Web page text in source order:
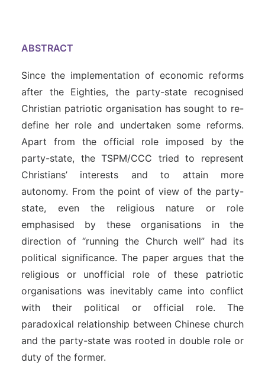
ABSTRACT
Since the implementation of economic reforms
after the Eighties, the party-state recognised
Christian patriotic organisation has sought to re-
define her role and undertaken some reforms.
Apart from the official role imposed by the
party-state, the TSPM/CCC tried to represent
Christians’ interests and to attain more
autonomy. From the point of view of the party-
state, even the religious nature or role
emphasised by these organisations in the
direction of “running the Church well” had its
political significance. The paper argues that the
religious or unofficial role of these patriotic
organisations was inevitably came into conflict
with their political or official role. The
paradoxical relationship between Chinese church
and the party-state was rooted in double role or
duty of the former.